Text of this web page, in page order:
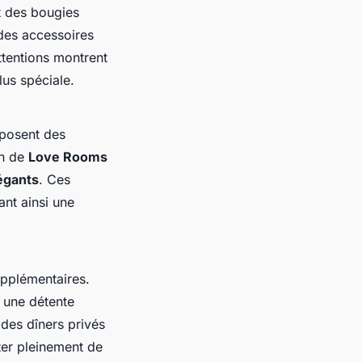
bougies
accessoires
montrent
spéciale.
des
de Love Rooms
. Ces
ainsi une
détente
dîners privés
pleinement de